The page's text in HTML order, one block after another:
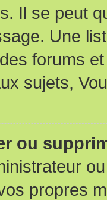
Il se peut
Une
forums
sujets,
ou
propres